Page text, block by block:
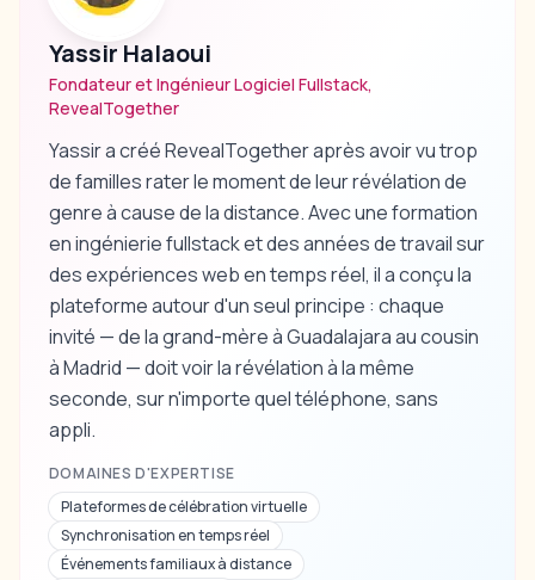
Yassir Halaoui
Fondateur et Ingénieur Logiciel Fullstack,
RevealTogether
Yassir a créé RevealTogether après avoir vu trop
de familles rater le moment de leur révélation de
genre à cause de la distance. Avec une formation
en ingénierie fullstack et des années de travail sur
des expériences web en temps réel, il a conçu la
plateforme autour d'un seul principe : chaque
invité — de la grand-mère à Guadalajara au cousin
à Madrid — doit voir la révélation à la même
seconde, sur n'importe quel téléphone, sans
appli.
DOMAINES D'EXPERTISE
Plateformes de célébration virtuelle
Synchronisation en temps réel
Événements familiaux à distance